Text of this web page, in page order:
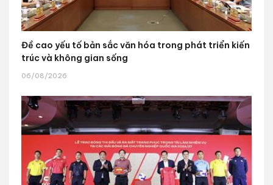
Đề cao yếu tố bản sắc văn hóa trong phát triển kiến
trúc và không gian sống
06/08/2026